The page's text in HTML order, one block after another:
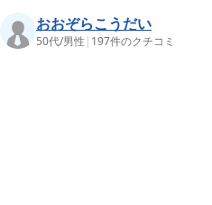
おおぞらこうだい
50代/男性 | 197件のクチコミ